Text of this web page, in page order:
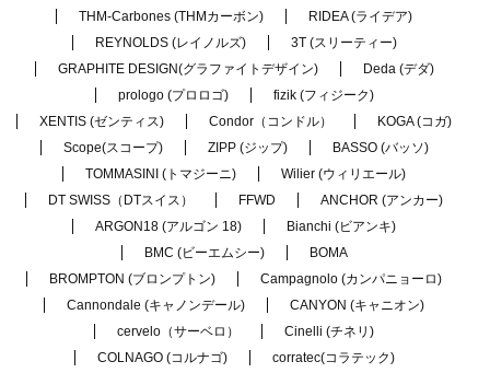
THM-Carbones (THMカーボン)
RIDEA (ライデア)
REYNOLDS (レイノルズ)
3T (スリーティー)
GRAPHITE DESIGN(グラファイトデザイン)
Deda (デダ)
prologo (プロロゴ)
fizik (フィジーク)
XENTIS (ゼンティス)
Condor（コンドル）
KOGA (コガ)
Scope(スコープ)
ZIPP (ジップ)
BASSO (バッソ)
TOMMASINI (トマジーニ)
Wilier (ウィリエール)
DT SWISS（DTスイス）
FFWD
ANCHOR (アンカー)
ARGON18 (アルゴン 18)
Bianchi (ビアンキ)
BMC (ビーエムシー)
BOMA
BROMPTON (ブロンプトン)
Campagnolo (カンパニョーロ)
Cannondale (キャノンデール)
CANYON (キャニオン)
cervelo（サーベロ）
Cinelli (チネリ)
COLNAGO (コルナゴ)
corratec(コラテック)